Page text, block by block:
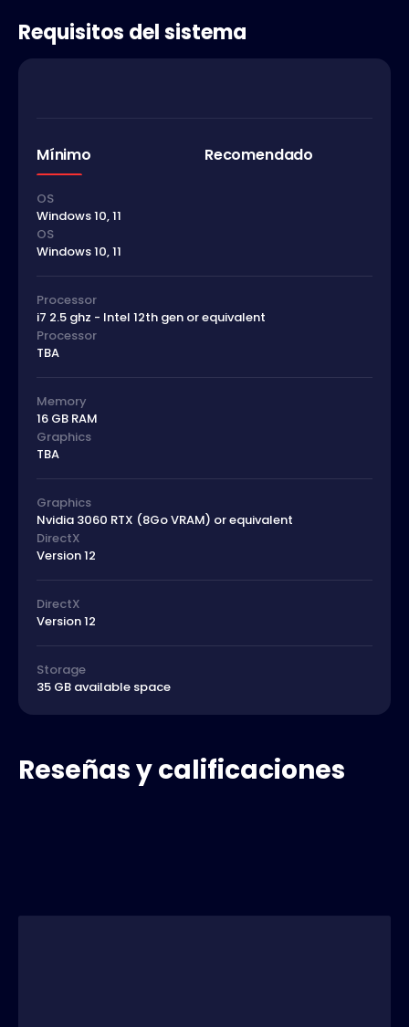
Requisitos del sistema
Mínimo Recomendado
OS
Windows 10, 11
OS
Windows 10, 11
Processor
i7 2.5 ghz - Intel 12th gen or equivalent
Processor
TBA
Memory
16 GB RAM
Graphics
TBA
Graphics
Nvidia 3060 RTX (8Go VRAM) or equivalent
DirectX
Version 12
DirectX
Version 12
Storage
35 GB available space
Reseñas y calificaciones